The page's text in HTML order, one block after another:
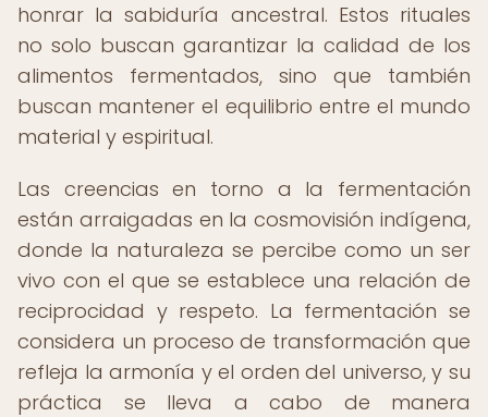
honrar la sabiduría ancestral. Estos rituales
no solo buscan garantizar la calidad de los
alimentos fermentados, sino que también
buscan mantener el equilibrio entre el mundo
material y espiritual.
Las creencias en torno a la fermentación
están arraigadas en la cosmovisión indígena,
donde la naturaleza se percibe como un ser
vivo con el que se establece una relación de
reciprocidad y respeto. La fermentación se
considera un proceso de transformación que
refleja la armonía y el orden del universo, y su
práctica se lleva a cabo de manera